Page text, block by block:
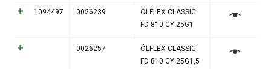
1094497 0026239
ÖLFLEX CLASSIC
FD 810 CY 25G1
0026257
ÖLFLEX CLASSIC
FD 810 CY 25G1,5